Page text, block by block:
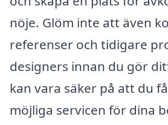
nöje. Glöm inte att även
referenser och tidigare
designers innan du gör
kan vara säker på att du
möjliga servicen för dina